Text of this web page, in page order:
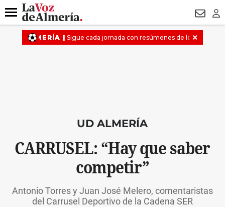
DESTACADO CONDENADOS
Menú
UD ALMERÍA
CARRUSEL: “Hay que saber
competir”
Antonio Torres y Juan José Melero, comentaristas
del Carrusel Deportivo de la Cadena SER